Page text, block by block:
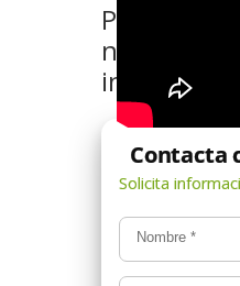
Ponte en
nosotros si
Nombre *